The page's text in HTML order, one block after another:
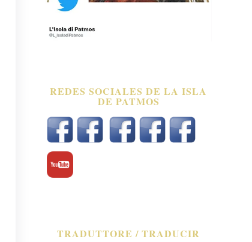
REDES SOCIALES DE LA ISLA
DE PATMOS
TRADUTTORE / TRADUCIR